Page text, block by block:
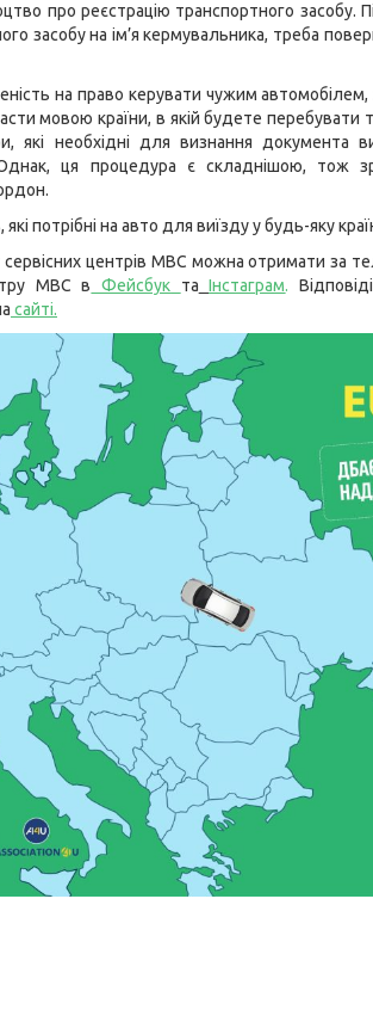
про реєстрацію транспортного засобу.
засобу на ім’я кермувальника, треба
на право керувати чужим
мовою країни, в якій будете перебувати
які необхідні для визнання документа
Однак, ця процедура є складнішою, тож
потрібні на авто для виїзду у будь-яку
центрів МВС можна отримати за
МВС в
Фейсбук та Інстаграм.
сайті.